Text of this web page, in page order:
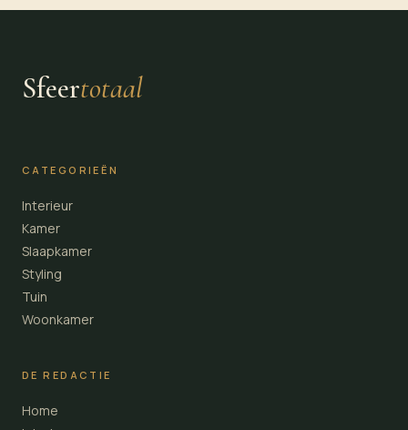
Sfeertotaal
CATEGORIEËN
Interieur
Kamer
Slaapkamer
Styling
Tuin
Woonkamer
DE REDACTIE
Home